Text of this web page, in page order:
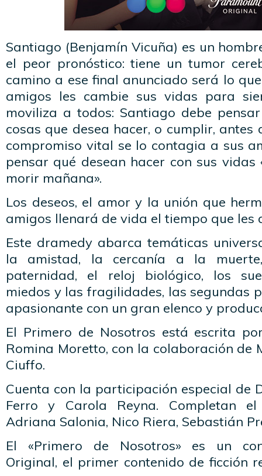
Santiago (Benjamín Vicuña) es un
el peor pronóstico: tiene un tumor
camino a ese final anunciado será lo
amigos les cambie sus vidas para
moviliza a todos: Santiago debe
cosas que desea hacer, o cumplir, antes
compromiso vital se lo contagia a sus
pensar qué desean hacer con sus
morir mañana».
Los deseos, el amor y la unión que
amigos llenará de vida el tiempo que les
Este dramedy abarca temáticas
la amistad, la cercanía a la
paternidad, el reloj biológico, los
miedos y las fragilidades, las segundas
apasionante con un gran elenco y
El Primero de Nosotros está escrita
Romina Moretto, con la colaboración de
Ciuffo.
Cuenta con la participación especial de
Ferro y Carola Reyna. Completan el
Adriana Salonia, Nico Riera, Sebastián
El «Primero de Nosotros» es un
Original, el primer contenido de ficción